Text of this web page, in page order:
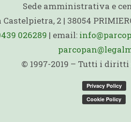
Sede amministrativa e
2 | 38054
026289 | email:
© 1997-2019 – Tutti i